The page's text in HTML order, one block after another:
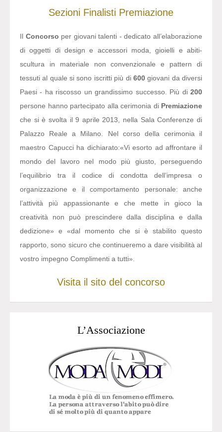
Sezioni Finalisti Premiazione
Il Concorso per giovani talenti - dedicato all’elaborazione
di oggetti di design e accessori moda, gioielli e abiti-
scultura in materiale non convenzionale e pattern di
tessuti al quale si sono iscritti più di 600giovani da diversi
Paesi - ha riscosso un grandissimo successo. Più di 200
persone hanno partecipato alla cerimonia di Premiazione
che si è svolta il 9 aprile 2013, nella Sala Conferenze di
Palazzo Reale a Milano. Nel corso della cerimonia il
maestro Capucci ha dichiarato:«Vi esorto ad affrontare il
mondo del lavoro nel modo più giusto, perseguendo
l’equilibrio tra il codice di condotta dell’impresa o
organizzazione e il comportamento personale: anche
l’attività più appassionante e che mette in gioco la
creatività non può prescindere dalla disciplina e dalla
dedizione» e «dal momento che si è stabilito questo
rapporto, sono sicuro che continueremo a dare visibilità al
vostro impegno Complimenti a tutti».
Visita il sito del concorso
L’Associazione